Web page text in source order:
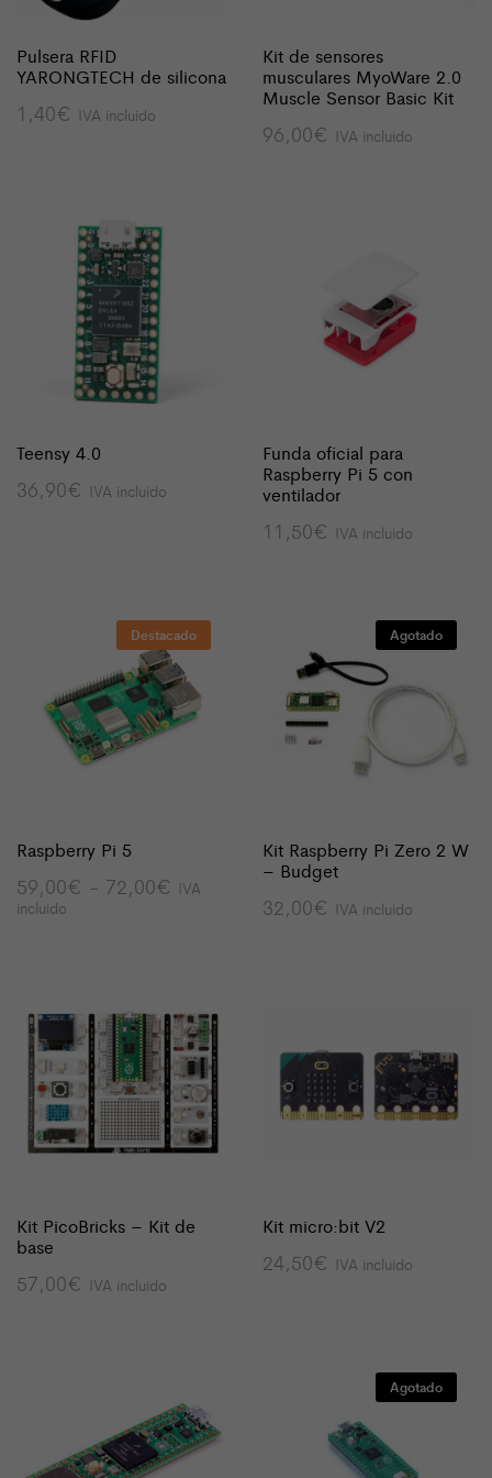
Pulsera RFID
YARONGTECH de silicona
1,40€ IVA incluido
Kit de sensores
musculares MyoWare 2.0
Muscle Sensor Basic Kit
96,00€ IVA incluido
Teensy 4.0
36,90€ IVA incluido
Funda oficial para
Raspberry Pi 5 con
ventilador
11,50€ IVA incluido
Destacado
Raspberry Pi 5
59,00€ - 72,00€ Rango
IVA
incluido
Agotado
Kit Raspberry Pi Zero 2 W
– Budget
32,00€ IVA incluido
Kit PicoBricks – Kit de
base
57,00€ IVA incluido
Kit micro:bit V2
24,50€ IVA incluido
Agotado